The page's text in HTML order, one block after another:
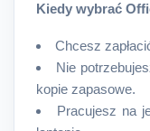
Kiedy wybrać
Chcesz
Nie
kopie zapasowe.
Pracujesz na